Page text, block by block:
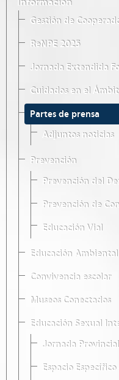
Información
Gestión de
ReNPE 2025
Jornada Extendida
Cuidados en el
Partes de prensa
Adjuntos noticias
Prevención
Prevención del
Prevención de
Educación Vial
Educación
Convivencia escolar
Museos Conectados
Educación Sexual
Jornada
Espacio Específico